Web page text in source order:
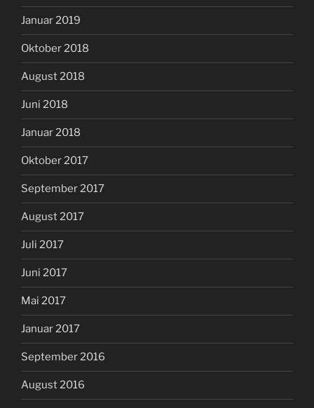
Januar 2019
Oktober 2018
August 2018
Juni 2018
Januar 2018
Oktober 2017
September 2017
August 2017
Juli 2017
Juni 2017
Mai 2017
Januar 2017
September 2016
August 2016